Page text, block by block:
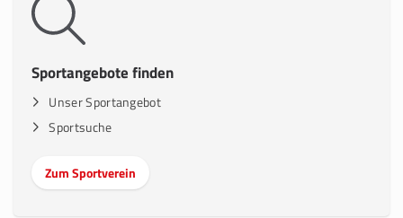
Sportangebote finden
Unser Sportangebot
Sportsuche
Zum Sportverein